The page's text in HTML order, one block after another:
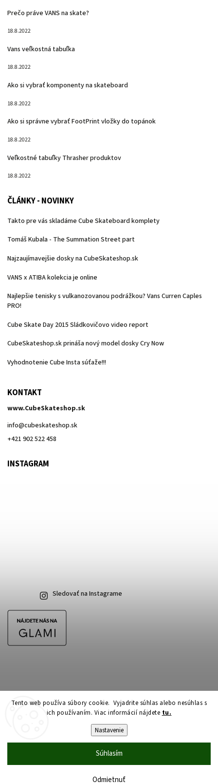
Tento web používa súbory cookie. Vyjadrite súhlas alebo nesúhlas s
ich používaním. Viac informácií nájdete tu.
Nastavenie
Odmietnuť
Súhlasím
Prečo práve VANS na skate?
18.8.2022
Vans veľkostná tabuľka
18.8.2022
Ako si vybrať komponenty na skateboard
18.8.2022
Ako si správne vybrať FootPrint vložky do topánok
18.8.2022
Veľkostné tabuľky Thrasher produktov
18.8.2022
ČLÁNKY - NOVINKY
Takto pre vás skladáme Cube Skateboard komplety
Tomáš Kubala - The Summation Street part
Najzaujímavejšie dosky na CubeSkateshop.sk
VANS x ATIBA kolekcia je online
Najlepšie tenisky s vulkanozovanou podrážkou? Vans Curren Caples
PRO!
Cube Skate Day 2015 Sládkovičovo video report
CubeSkateshop.sk prináša nový model dosky Cry Now
Vyhodnotenie Cube Insta súťaže!!!
KONTAKT
www.CubeSkateshop.sk
info@cubeskateshop.sk
+421 902 522 458
INSTAGRAM
Sledovať na Instagrame
Copyright 2026CubeSkateshop.sk. Všetky práva vyhradené.
Upraviť nastavenie cookies
Shoptet| Design